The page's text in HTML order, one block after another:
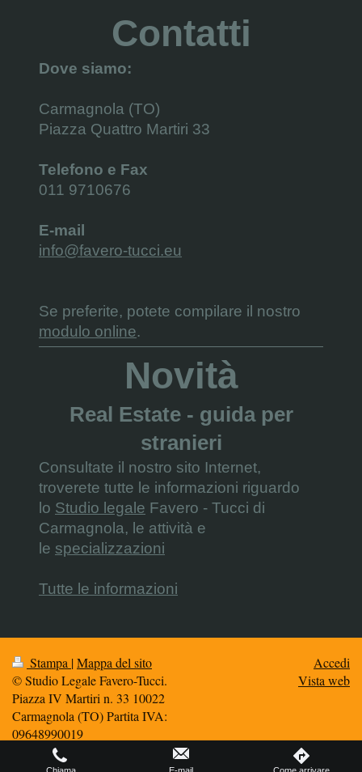
Contatti
Dove siamo:
Carmagnola (TO)
Piazza Quattro Martiri 33
Telefono e Fax
011 9710676
E-mail
info@favero-tucci.eu
Se preferite, potete compilare il nostro
modulo online.
Novità
Real Estate - guida per
stranieri
Consultate il nostro sito Internet,
troverete tutte le informazioni riguardo
lo Studio legale Favero - Tucci di
Carmagnola, le attività e
le specializzazioni
Tutte le informazioni
Stampa |Mappa del sito
© Studio Legale Favero-Tucci.
Piazza IV Martiri n. 33 10022
Carmagnola (TO) Partita IVA:
09648990019
Accedi
Vista web